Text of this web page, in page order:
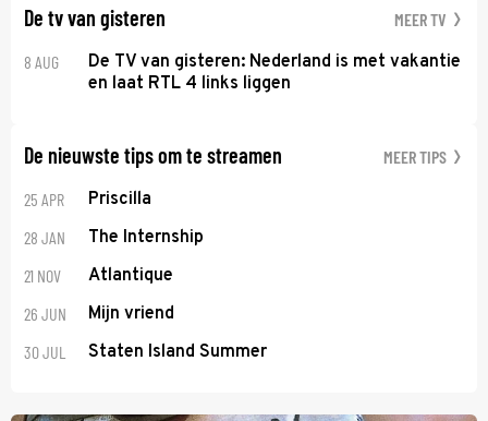
De tv van gisteren MEER TV
8 AUG
De TV van gisteren: Nederland is met vakantie
en laat RTL 4 links liggen
De nieuwste tips om te streamen MEER TIPS
25 APR Priscilla
28 JAN The Internship
21 NOV Atlantique
26 JUN Mijn vriend
30 JUL Staten Island Summer